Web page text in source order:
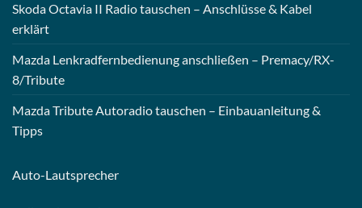
Skoda Octavia II Radio tauschen – Anschlüsse & Kabel
erklärt
Mazda Lenkradfernbedienung anschließen – Premacy/RX-
8/Tribute
Mazda Tribute Autoradio tauschen – Einbauanleitung &
Tipps
Auto-Lautsprecher